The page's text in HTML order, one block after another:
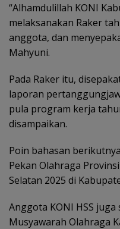
“Alhamdulillah KONI
melaksanakan Raker
anggota, dan
Mahyuni.
Pada Raker itu,
laporan
pula program kerja
disampaikan.
Poin bahasan
Pekan Olahraga
Selatan 2025 di
Anggota KONI HSS
Musyawarah Olahraga